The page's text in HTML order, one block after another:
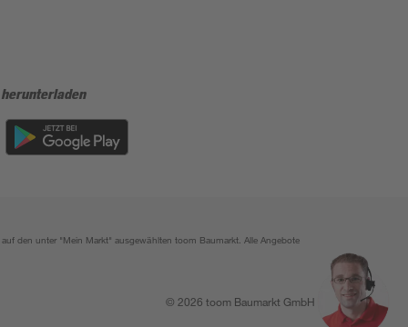
den unter "Mein Markt" ausgewählten toom Baumarkt. Alle Angebote
© 2026 toom Baumarkt GmbH